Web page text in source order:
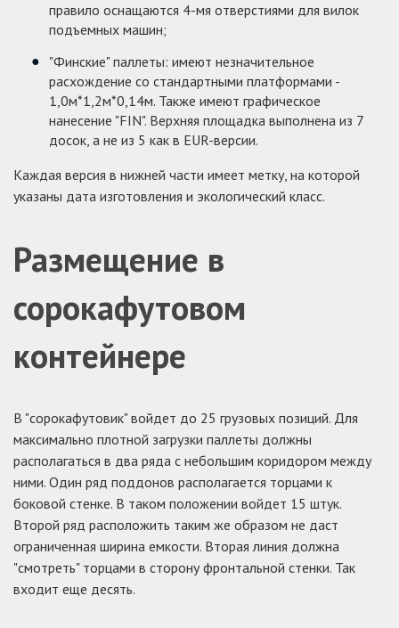
правило оснащаются 4-мя отверстиями для вилок
подъемных машин;
"Финские" паллеты: имеют незначительное
расхождение со стандартными платформами -
1,0м*1,2м*0,14м. Также имеют графическое
нанесение "FIN". Верхняя площадка выполнена из 7
досок, а не из 5 как в EUR-версии.
Каждая версия в нижней части имеет метку, на которой
указаны дата изготовления и экологический класс.
Размещение в
сорокафутовом
контейнере
В "сорокафутовик" войдет до 25 грузовых позиций. Для
максимально плотной загрузки паллеты должны
располагаться в два ряда с небольшим коридором между
ними. Один ряд поддонов располагается торцами к
боковой стенке. В таком положении войдет 15 штук.
Второй ряд расположить таким же образом не даст
ограниченная ширина емкости. Вторая линия должна
"смотреть" торцами в сторону фронтальной стенки. Так
входит еще десять.